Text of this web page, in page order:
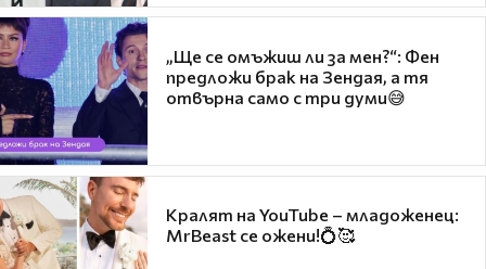
„Ще се омъжиш ли за мен?“: Фен
предложи брак на Зендая, а тя
отвърна само с три думи😅
Кралят на YouTube – младоженец:
MrBeast се ожени!💍🥰